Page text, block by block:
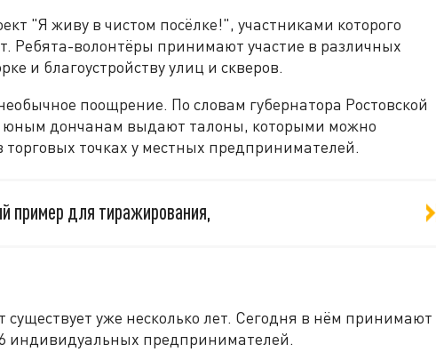
"Я живу в чистом посёлке!", участниками которого
Ребята-волонтёры принимают участие в различных
и благоустройству улиц и скверов.
поощрение. По словам губернатора Ростовской
юным дончанам выдают талоны, которыми можно
точках у местных предпринимателей.
пример для тиражирования,
существует уже несколько лет. Сегодня в нём принимают
индивидуальных предпринимателей.